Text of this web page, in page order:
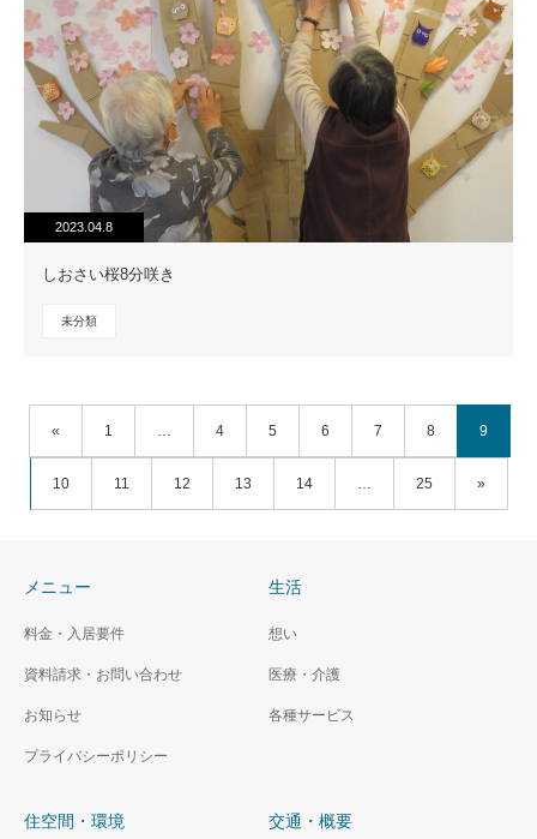
2023.04.8
しおさい桜8分咲き
未分類
« 1 … 4 5 6 7 8 9
10 11 12 13 14 … 25 »
メニュー
料金・入居要件
資料請求・お問い合わせ
お知らせ
プライバシーポリシー
生活
想い
医療・介護
各種サービス
住空間・環境 交通・概要